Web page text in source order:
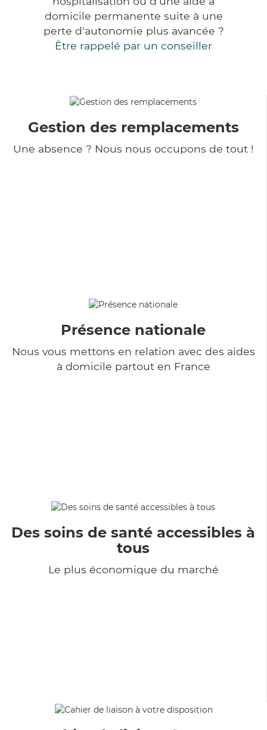
domicile permanente suite à une
perte d'autonomie plus avancée ?
Être rappelé par un conseiller
Gestion des remplacements
Une absence ? Nous nous occupons de tout !
Présence nationale
Nous vous mettons en relation avec des aides
à domicile partout en France
Des soins de santé accessibles à
tous
Le plus économique du marché